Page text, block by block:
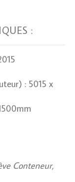
:
: 5015 x
Conteneur,